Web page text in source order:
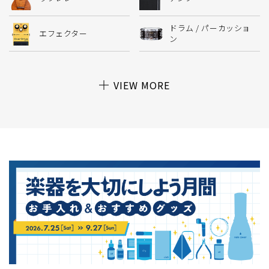
エフェクター
ドラム / パーカッショ
ン
VIEW MORE